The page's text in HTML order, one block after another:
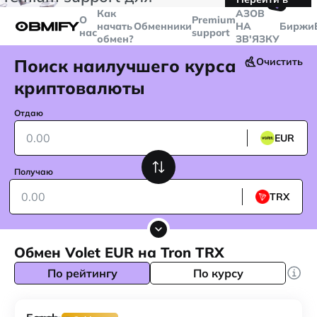
больше
$5000
Telegram
О
нас
Как
начать
обмен?
ОбменникиPremium
support
🤙
AЗОВ
НА
ЗВ'ЯЗКУ
Биржи
Поиск наилучшего курса
криптовалюты
Очистить
Отдаю
EUR
Получаю
TRX
Обмен Volet EUR на Tron TRX
По рейтингу По курсу